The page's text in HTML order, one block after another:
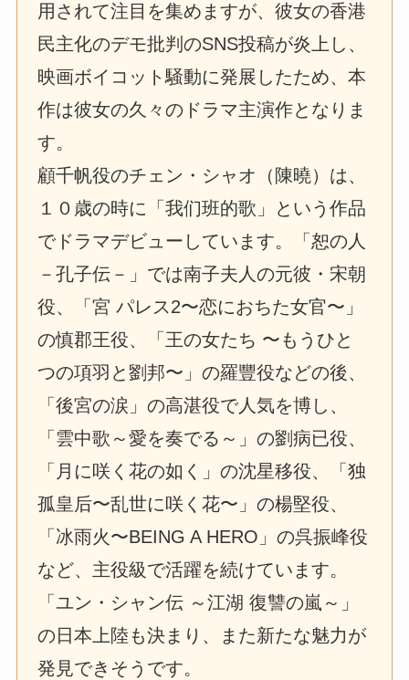
用されて注目を集めますが、彼女の香港
民主化のデモ批判のSNS投稿が炎上し、
映画ボイコット騒動に発展したため、本
作は彼女の久々のドラマ主演作となりま
す。
顧千帆役のチェン・シャオ（陳曉）は、
１０歳の時に「我们班的歌」という作品
でドラマデビューしています。「恕の人
－孔子伝－」では南子夫人の元彼・宋朝
役、「宮 パレス2〜恋におちた女官〜」
の慎郡王役、「王の女たち 〜もうひと
つの項羽と劉邦〜」の羅豐役などの後、
「後宮の涙」の高湛役で人気を博し、
「雲中歌～愛を奏でる～」の劉病已役、
「月に咲く花の如く」の沈星移役、「独
孤皇后〜乱世に咲く花〜」の楊堅役、
「冰雨火〜BEING A HERO」の呉振峰役
など、主役級で活躍を続けています。
「ユン・シャン伝 ～江湖 復讐の嵐～」
の日本上陸も決まり、また新たな魅力が
発見できそうです。